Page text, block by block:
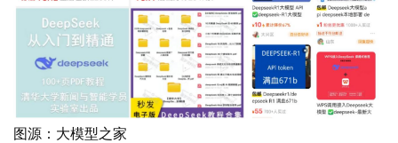
图源：大模型之家